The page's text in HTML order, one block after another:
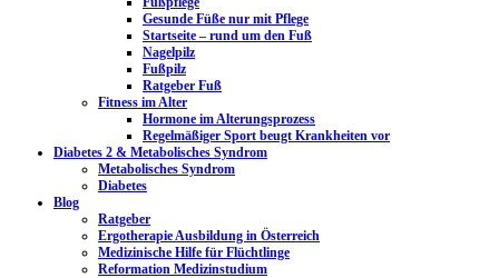
Gesunde Füße nur mit Pflege
Startseite – rund um den Fuß
Nagelpilz
Fußpilz
Ratgeber Fuß
Fitness im Alter
Hormone im Alterungsprozess
Regelmäßiger Sport beugt Krankheiten vor
Diabetes 2 & Metabolisches Syndrom
Metabolisches Syndrom
Diabetes
Blog
Ratgeber
Ergotherapie Ausbildung in Österreich
Medizinische Hilfe für Flüchtlinge
Reformation Medizinstudium